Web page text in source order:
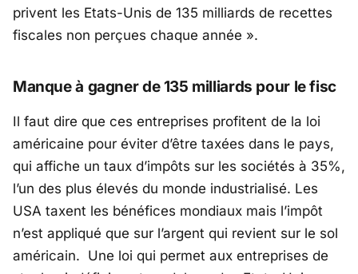
privent les Etats-Unis de 135 milliards de recettes
fiscales non perçues chaque année ».
Manque à gagner de 135 milliards pour le fisc
Il faut dire que ces entreprises profitent de la loi
américaine pour éviter d’être taxées dans le pays,
qui affiche un taux d’impôts sur les sociétés à 35%,
l’un des plus élevés du monde industrialisé. Les
USA taxent les bénéfices mondiaux mais l’impôt
n’est appliqué que sur l’argent qui revient sur le sol
américain. Une loi qui permet aux entreprises de